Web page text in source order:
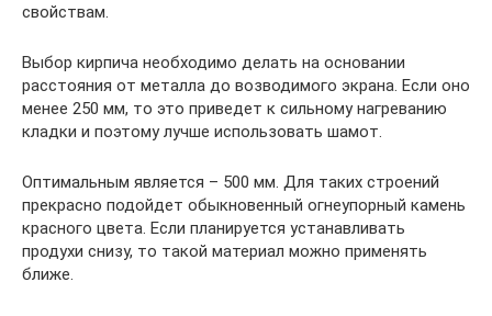
свойствам.
Выбор кирпича необходимо делать на основании
расстояния от металла до возводимого экрана. Если оно
менее 250 мм, то это приведет к сильному нагреванию
кладки и поэтому лучше использовать шамот.
Оптимальным является – 500 мм. Для таких строений
прекрасно подойдет обыкновенный огнеупорный камень
красного цвета. Если планируется устанавливать
продухи снизу, то такой материал можно применять
ближе.